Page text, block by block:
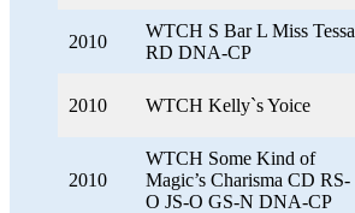
2010
WTCH S Bar L Miss Tessa
RD DNA-CP
2010 WTCH Kelly`s Yoice
2010
WTCH Some Kind of
Magic’s Charisma CD RS-
O JS-O GS-N DNA-CP